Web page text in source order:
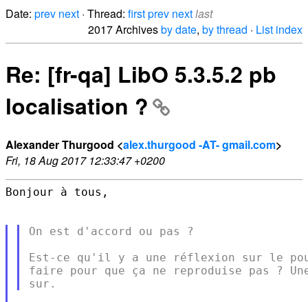
Date: prev next · Thread: firstprev nextlast
2017 Archivesby date, by thread · List index
Re: [fr-qa] LibO 5.3.5.2 pb
localisation ?
Alexander Thurgood <alex.thurgood -AT- gmail.com>
Fri, 18 Aug 2017 12:33:47 +0200
Bonjour à tous,
On est d'accord ou pas ?
Est-ce qu'il y a une réflexion sur le
faire pour que ça ne reproduise pas ?